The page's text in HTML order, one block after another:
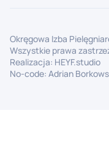
Okręgowa Izba
Wszystkie prawa
Realizacja: HEYF.studio
No-code: Adrian